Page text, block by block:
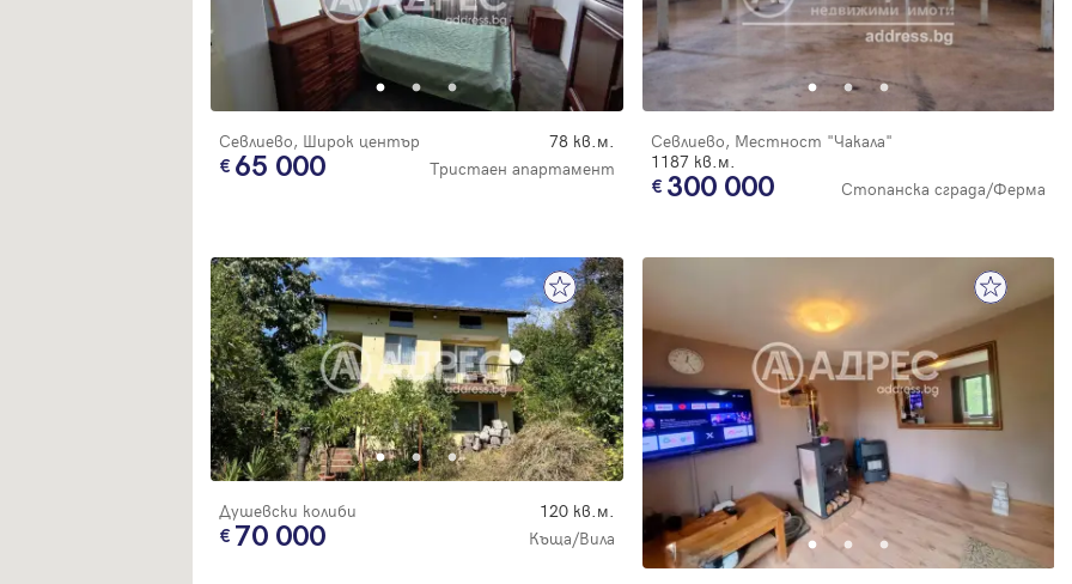
Севлиево, Широк център 78 кв.м.
65 000 Тристаен апартамент
Севлиево, Местност "Чакала"
1187 кв.м.
300 000 Стопанска сграда/Ферма
Душевски колиби 120 кв.м.
70 000 Къща/Вила